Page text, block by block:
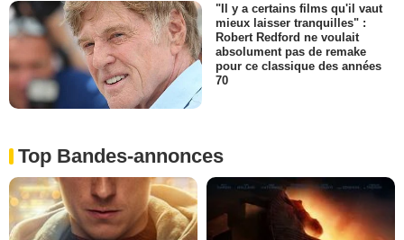
"Il y a certains films qu'il vaut
mieux laisser tranquilles" :
Robert Redford ne voulait
absolument pas de remake
pour ce classique des années
70
Top Bandes-annonces